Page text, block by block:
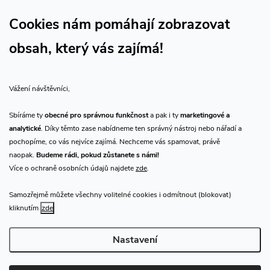
Cookies nám pomáhají zobrazovat
obsah, který vás zajímá!
Vážení návštěvníci,
Sbíráme tyobecné pro správnou funkčnosta pak i tymarketingové a
analytické. Díky těmto zase nabídneme ten správný nástroj nebo nářadí a
pochopíme, co vás nejvíce zajímá. Nechceme vás spamovat, právě
naopak. Budeme rádi, pokud zůstanete s námi!
Více o ochraně osobních údajů najdetezde.
Samozřejmě můžete všechny volitelné cookies i odmítnout (blokovat)
kliknutím zde
Nastavení
Sledujte náš vlog CHN_CZ
Přijímáme online platby
Copyright 2026CHN.cz. Všechna práva vyhrazena.Upravit nastavení
cookies